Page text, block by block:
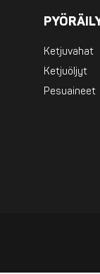
Ketjuvahat
Ketjuöljyt
Pesuaineet